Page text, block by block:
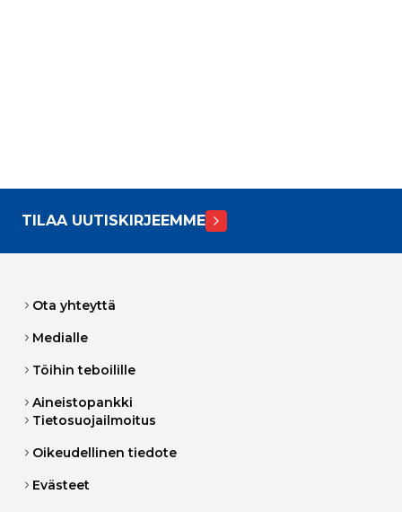
TILAA UUTISKIRJEEMME
Ota yhteyttä
Medialle
Töihin teboilille
Aineistopankki
Tietosuojailmoitus
Oikeudellinen tiedote
Evästeet